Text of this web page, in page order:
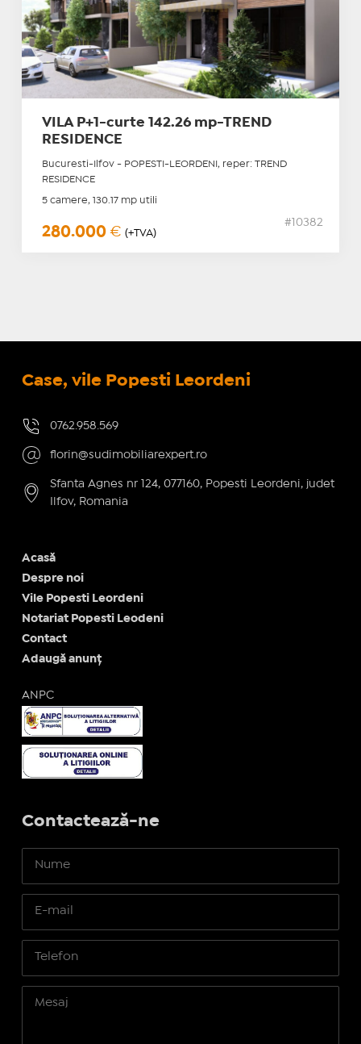
VILA P+1-curte 142.26 mp-TREND
RESIDENCE
Bucuresti-Ilfov - POPESTI-LEORDENI, reper: TREND
RESIDENCE
5 camere, 130.17 mp utili
280.000 € (+TVA)
#10382
Case, vile Popesti Leordeni
0762.958.569
florin@sudimobiliarexpert.ro
Sfanta Agnes nr 124, 077160, Popesti Leordeni, judet
Ilfov, Romania
Acasă
Despre noi
Vile Popesti Leordeni
Notariat Popesti Leodeni
Contact
Adaugă anunț
ANPC
Contactează-ne